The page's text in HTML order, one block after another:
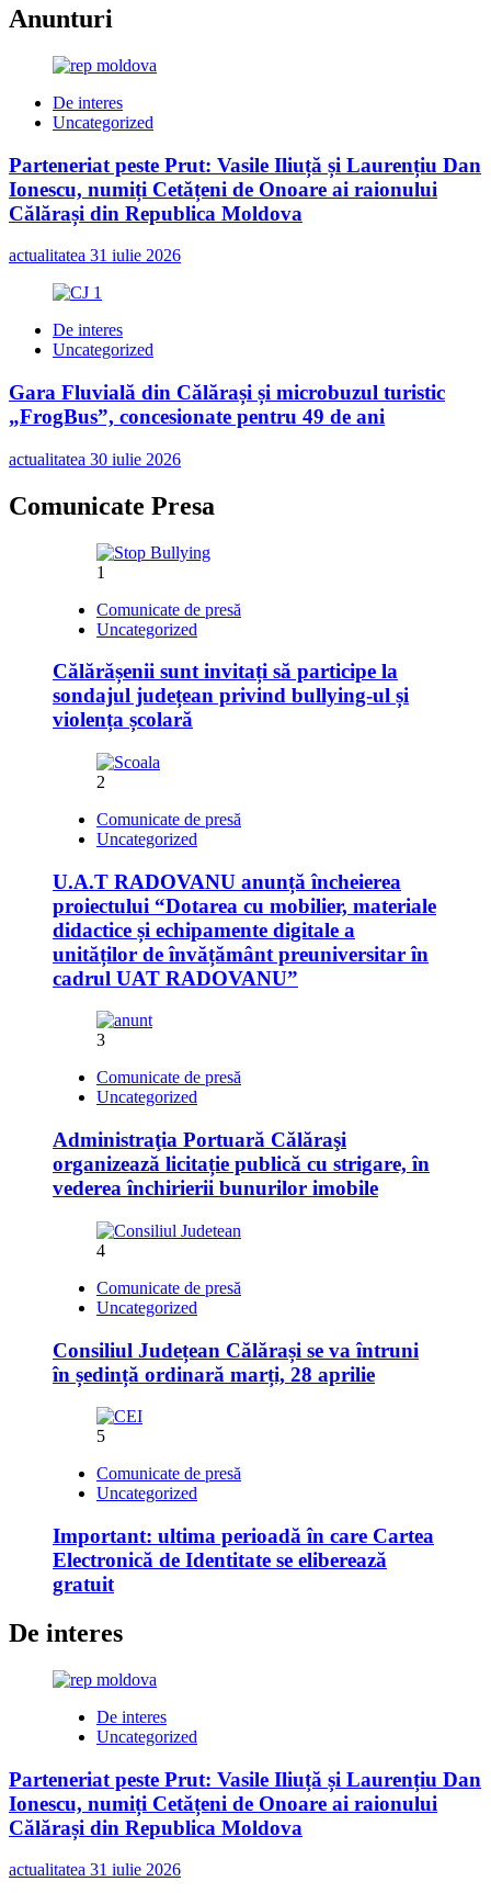
Anunturi
De interes
Uncategorized
Parteneriat peste Prut: Vasile Iliuță și Laurențiu Dan
Ionescu, numiți Cetățeni de Onoare ai raionului
Călărași din Republica Moldova
actualitatea 31 iulie 2026
De interes
Uncategorized
Gara Fluvială din Călărași și microbuzul turistic
„FrogBus”, concesionate pentru 49 de ani
actualitatea 30 iulie 2026
Comunicate Presa
1
Comunicate de presă
Uncategorized
Călărășenii sunt invitați să participe la
sondajul județean privind bullying-ul și
violența școlară
2
Comunicate de presă
Uncategorized
U.A.T RADOVANU anunță încheierea
proiectului “Dotarea cu mobilier, materiale
didactice și echipamente digitale a
unităților de învățământ preuniversitar în
cadrul UAT RADOVANU”
3
Comunicate de presă
Uncategorized
Administraţia Portuară Călăraşi
organizează licitație publică cu strigare, în
vederea închirierii bunurilor imobile
4
Comunicate de presă
Uncategorized
Consiliul Județean Călărași se va întruni
în ședință ordinară marți, 28 aprilie
5
Comunicate de presă
Uncategorized
Important: ultima perioadă în care Cartea
Electronică de Identitate se eliberează
gratuit
De interes
De interes
Uncategorized
Parteneriat peste Prut: Vasile Iliuță și Laurențiu Dan
Ionescu, numiți Cetățeni de Onoare ai raionului
Călărași din Republica Moldova
actualitatea 31 iulie 2026